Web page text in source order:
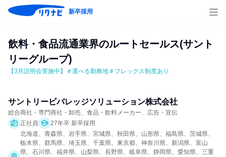
新卒採用
飲料・食品流通業界のルートセールス(サント
リーグループ)
【3月説明会実施中】＃選べる勤務地＃フレックス制度あり
サントリービバレッジソリューション株式会社
総合商社・専門商社・卸売、食品・飲料メーカー、広告・宣伝
正社員
27年卒 新卒採用
北海道、青森県、岩手県、宮城県、秋田県、山形県、福島県、茨城県、
栃木県、群馬県、埼玉県、千葉県、東京都、神奈川県、新潟県、富山
県、石川県、福井県、山梨県、長野県、岐阜県、静岡県、愛知県、三重